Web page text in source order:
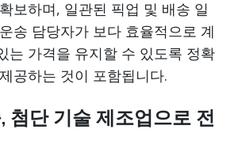
보하며, 일관된 픽업 및 배송 일
송 담당자가 보다 효율적으로 계
는 가격을 유지할 수 있도록 정확
공하는 것이 포함됩니다.
첨단 기술 제조업으로 전